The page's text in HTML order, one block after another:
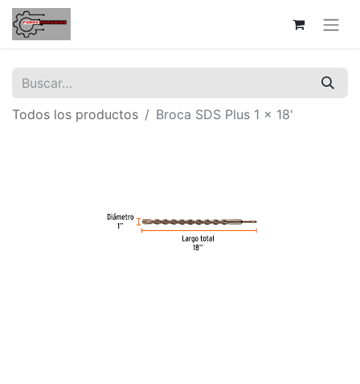
Todos los productos Broca SDS Plus 1 x 18'